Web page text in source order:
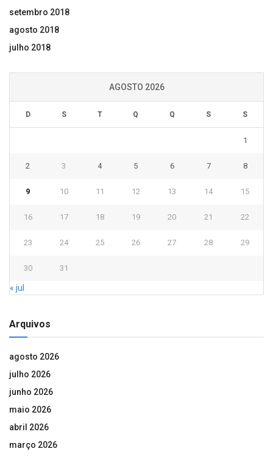
setembro 2018
agosto 2018
julho 2018
AGOSTO 2026
D S T Q Q S S
1
2 3 4 5 6 7 8
9 10 11 12 13 14 15
16 17 18 19 20 21 22
23 24 25 26 27 28 29
30 31
« jul
Arquivos
agosto 2026
julho 2026
junho 2026
maio 2026
abril 2026
março 2026